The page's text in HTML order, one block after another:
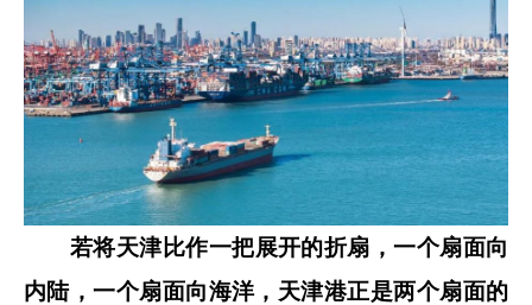
若将天津比作一把展开的折扇，一个扇面向
内陆，一个扇面向海洋，天津港正是两个扇面的